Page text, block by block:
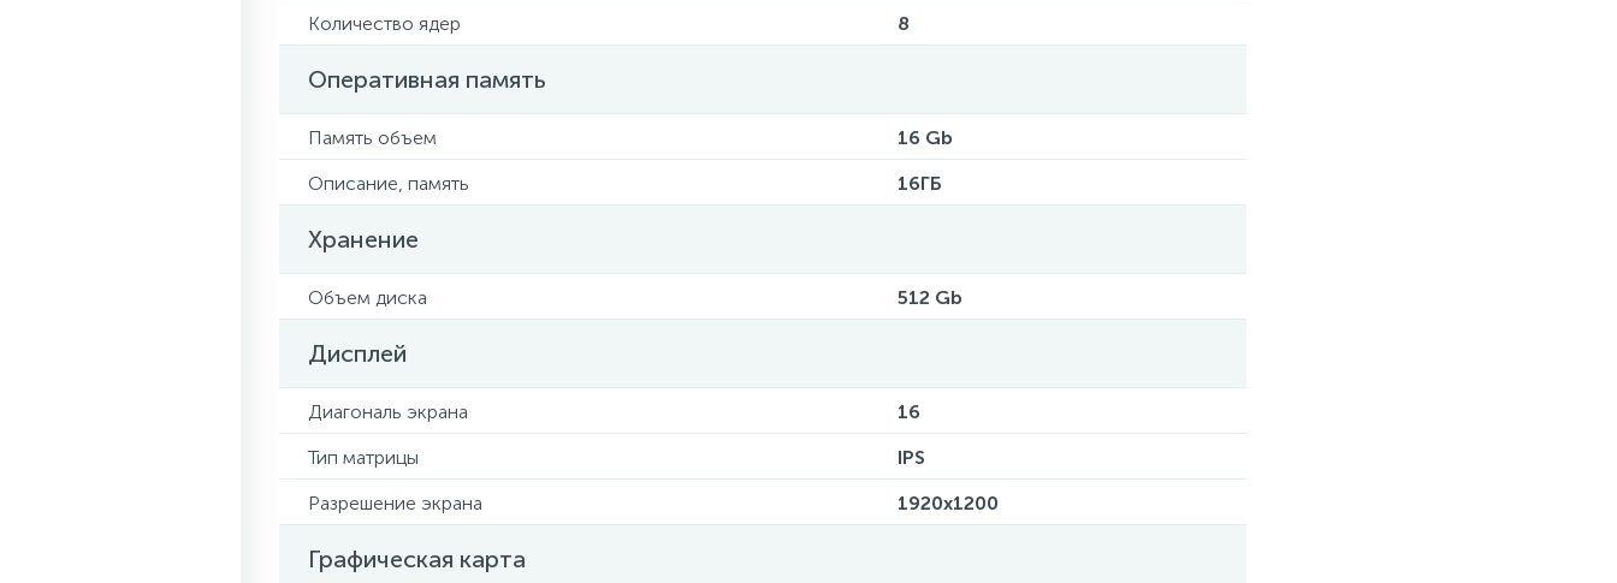
Количество ядер
8
Оперативная память
Память объем
16 Gb
Описание, память
16ГБ
Хранение
Объем диска 512 Gb
Дисплей
Диагональ экрана
16
Тип матрицы
IPS
Разрешение экрана
1920x1200
Графическая карта